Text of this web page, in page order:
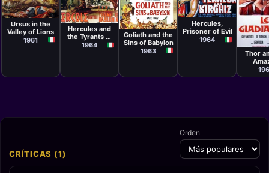
Película
Carlo
Ludovico
Bragaglia
Ursus in the
Valley of Lions
1961
Película
Domenico
Paolella
Hercules and
the Tyrants of
Babylon
1964
Película
Michele Lupo
Goliath and the
Sins of Babylon
1963
Película
Antonio
Margheriti
Hercules,
Prisoner of Evil
1964
Thor
CRÍTICAS (1)
Orden